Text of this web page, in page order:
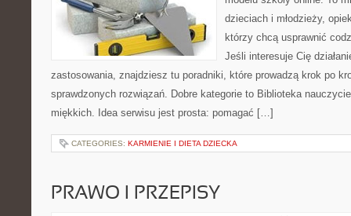
dzieciach i młodzieży,
którzy chcą usprawnić
Jeśli interesuje Cię
zastosowania, znajdziesz tu poradniki, które prowadzą krok po
sprawdzonych rozwiązań. Dobre kategorie to Biblioteka
miękkich. Idea serwisu jest prosta: pomagać […]
CATEGORIES: KARMIENIE I DIETA DZIECKA
PRAWO I PRZEPISY